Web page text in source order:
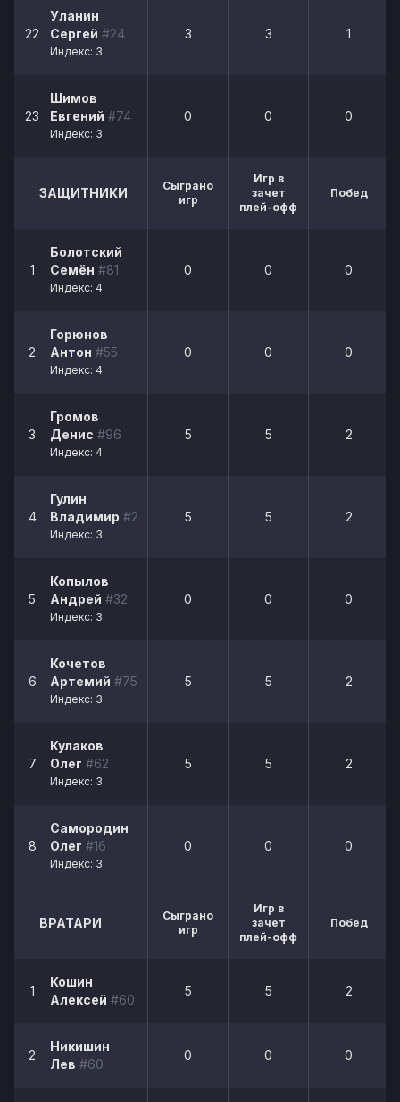
22
Уланин
Сергей #24
Индекс: 3
3 3 1
23
Шимов
Евгений #74
Индекс: 3
0 0 0
ЗАЩИТНИКИ
Сыграно
игр
Игр в
зачет
плей-офф
Побед
1
Болотский
Семён #81
Индекс: 4
0 0 0
2
Горюнов
Антон #55
Индекс: 4
0 0 0
3
Громов
Денис #96
Индекс: 4
5 5 2
4
Гулин
Владимир #2
Индекс: 3
5 5 2
5
Копылов
Андрей #32
Индекс: 3
0 0 0
6
Кочетов
Артемий #75
Индекс: 3
5 5 2
7
Кулаков
Олег #62
Индекс: 3
5 5 2
8
Самородин
Олег #16
Индекс: 3
0 0 0
ВРАТАРИ
Сыграно
игр
Игр в
зачет
плей-офф
Побед
1
Кошин
Алексей #60
5 5 2
2
Никишин
Лев #60
0 0 0